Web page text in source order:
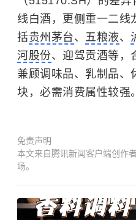
线白酒，更侧重一二线
括贵州茅台、 五粮液、
河股份、迎驾贡酒等，
兼顾调味品、乳制品、
块，必需消费属性较强。
免责声明
本文来自腾讯新闻客户端创作
场。